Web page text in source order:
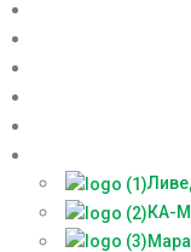
КА-